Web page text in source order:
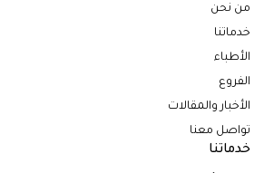
من نحن
خدماتنا
الأطباء
الفروع
الأخبار والمقالات
تواصل معنا
خدماتنا